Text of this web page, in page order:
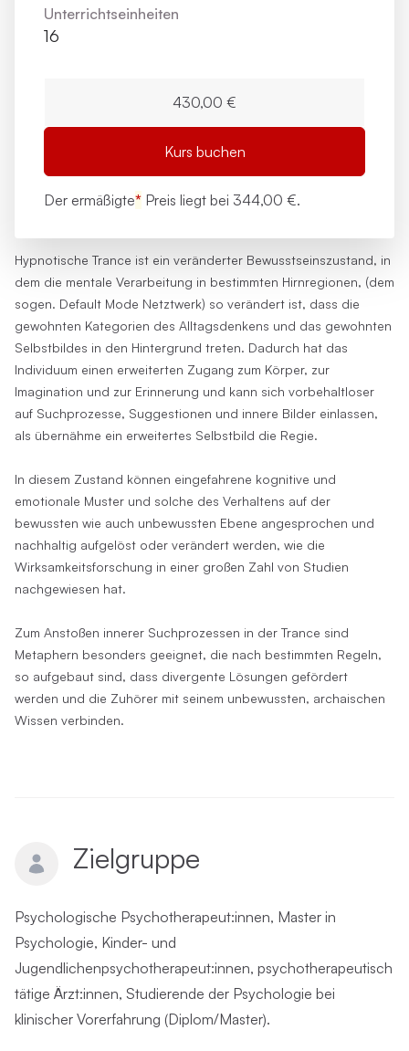
Hypnotische Trance ist ein veränderter Bewusstseinszustand, in
dem die mentale Verarbeitung in bestimmten Hirnregionen, (dem
sogen. Default Mode Netztwerk) so verändert ist, dass die
gewohnten Kategorien des Alltagsdenkens und das gewohnten
Selbstbildes in den Hintergrund treten. Dadurch hat das
Individuum einen erweiterten Zugang zum Körper, zur
Imagination und zur Erinnerung und kann sich vorbehaltloser
auf Suchprozesse, Suggestionen und innere Bilder einlassen,
als übernähme ein erweitertes Selbstbild die Regie.
In diesem Zustand können eingefahrene kognitive und
emotionale Muster und solche des Verhaltens auf der
bewussten wie auch unbewussten Ebene angesprochen und
nachhaltig aufgelöst oder verändert werden, wie die
Wirksamkeitsforschung in einer großen Zahl von Studien
nachgewiesen hat.
Zum Anstoßen innerer Suchprozessen in der Trance sind
Metaphern besonders geeignet, die nach bestimmten Regeln,
so aufgebaut sind, dass divergente Lösungen gefördert
werden und die Zuhörer mit seinem unbewussten, archaischen
Wissen verbinden.
Zielgruppe
Psychologische Psychotherapeut:innen, Master in
Psychologie, Kinder- und
Jugendlichenpsychotherapeut:innen, psychotherapeutisch
tätige Ärzt:innen, Studierende der Psychologie bei
klinischer Vorerfahrung (Diplom/Master).
Unterrichts­einheiten
16
430,00 €
Kurs buchen
Der ermäßigte* Preis liegt bei 344,00 €.